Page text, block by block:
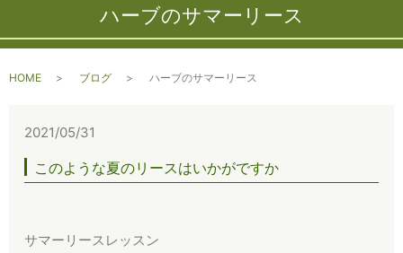
ハーブのサマーリース
HOME ブログ ハーブのサマーリース
2021/05/31
このような夏のリースはいかがですか
サマーリースレッスン